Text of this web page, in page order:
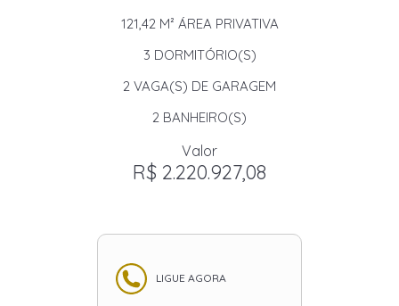
121,42 M² ÁREA PRIVATIVA
3 DORMITÓRIO(S)
2 VAGA(S) DE GARAGEM
2 BANHEIRO(S)
Valor
R$ 2.220.927,08
LIGUE AGORA